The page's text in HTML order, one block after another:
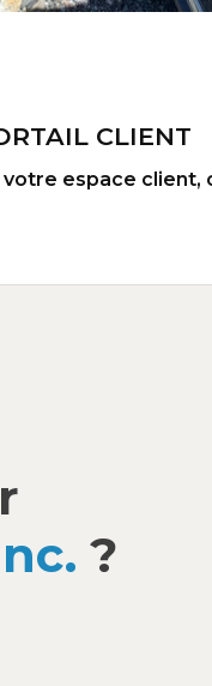
CLIENT
espace client,
?